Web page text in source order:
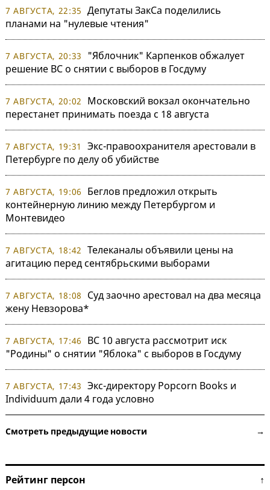
7 АВГУСТА, 22:35 Депутаты ЗакСа поделились
планами на "нулевые чтения"
7 АВГУСТА, 20:33
"Яблочник" Карпенков обжалует
решение ВС о снятии с выборов в Госдуму
7 АВГУСТА, 20:02
Московский вокзал окончательно
перестанет принимать поезда с 18 августа
7 АВГУСТА, 19:31
Экс-правоохранителя арестовали в
Петербурге по делу об убийстве
7 АВГУСТА, 19:06
Беглов предложил открыть
контейнерную линию между Петербургом и
Монтевидео
7 АВГУСТА, 18:42 Телеканалы объявили цены на
агитацию перед сентябрьскими выборами
7 АВГУСТА, 18:08
Суд заочно арестовал на два месяца
жену Невзорова*
7 АВГУСТА, 17:46
ВС 10 августа рассмотрит иск
"Родины" о снятии "Яблока" с выборов в Госдуму
7 АВГУСТА, 17:43 Экс-директору Popcorn Books и
Individuum дали 4 года условно
Смотреть предыдущие новости →
Рейтинг персон ↑